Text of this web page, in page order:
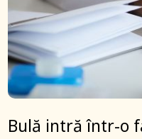
Bulă intră într-o